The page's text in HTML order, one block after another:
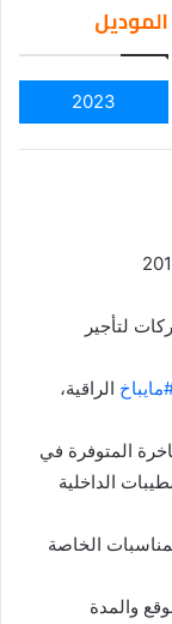
الموديل
2023
لتأجير
الراقية،
المتوفرة في
الداخلية
الخاصة
والمدة